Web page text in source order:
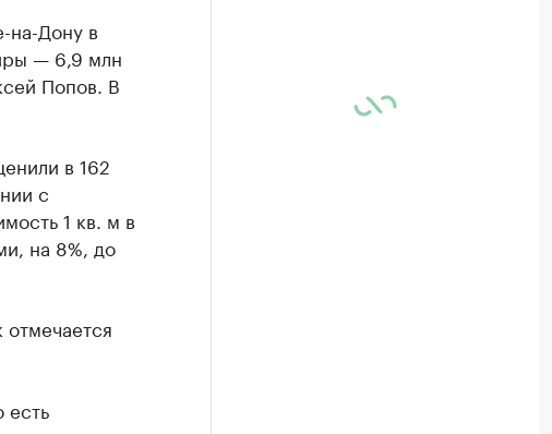
на-Дону в
— 6,9 млн
Попов. В
в 162
с
1 кв. м в
на 8%, до
есть